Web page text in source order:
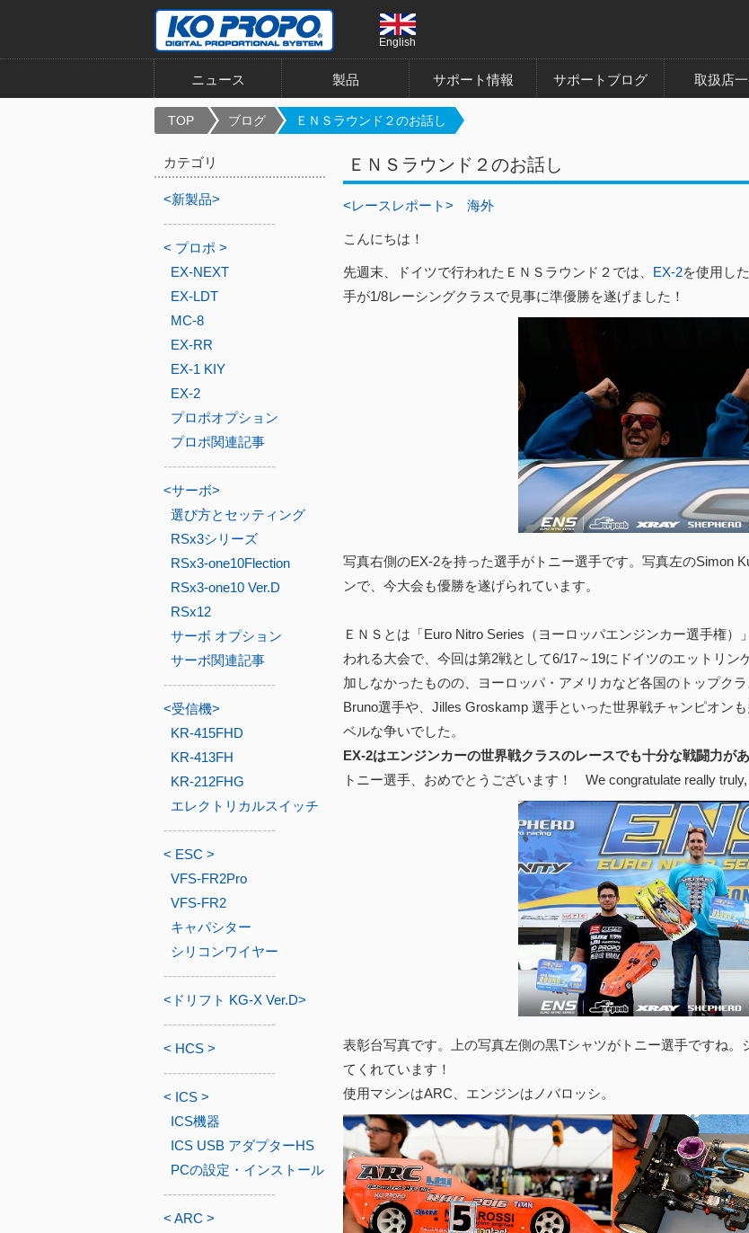
English
ニュース 製品 サポート情報 サポートブログ 取扱店
TOP ブログ ＥＮＳラウンド２のお話し
ＥＮＳラウンド２のお話し
<レースレポート> 海外
こんにちは！
先週末、ドイツで行われたＥＮＳラウンド２では、 EX-2を使用し
手が1/8レーシングクラスで見事に準優勝を遂げました！
写真右側のEX-2を持った選手がトニー選手です。写真左のSimon
ンで、今大会も優勝を遂げられています。
ＥＮＳとは「Euro Nitro Series（ヨーロッパエンジンカー選手権
われる大会で、今回は第2戦として6/17～19にドイツのエットリ
加しなかったものの、ヨーロッパ・アメリカなど各国のトップク
Bruno選手や、Jilles Groskamp 選手といった世界戦チャンピオン
ベルな争いでした。
EX-2はエンジンカーの世界戦クラスのレースでも十分な戦闘力が
トニー選手、おめでとうございます！ We congratulate really truly,
表彰台写真です。上の写真左側の黒Tシャツがトニー選手ですね
てくれています！
使用マシンはARC、エンジンはノバロッシ。
カテゴリ
<新製品>
-------------------------
< プロポ >
EX-NEXT
EX-LDT
MC-8
EX-RR
EX-1 KIY
EX-2
プロポオプション
プロポ関連記事
-------------------------
<サーボ>
選び方とセッティング
RSx3シリーズ
RSx3-one10Flection
RSx3-one10 Ver.D
RSx12
サーボ オプション
サーボ関連記事
-------------------------
<受信機>
KR-415FHD
KR-413FH
KR-212FHG
エレクトリカルスイッチ
-------------------------
< ESC >
VFS-FR2Pro
VFS-FR2
キャパシター
シリコンワイヤー
-------------------------
<ドリフト KG-X Ver.D>
-------------------------
< HCS >
-------------------------
< ICS >
ICS機器
ICS USB アダプターHS
PCの設定・インストール
-------------------------
< ARC >